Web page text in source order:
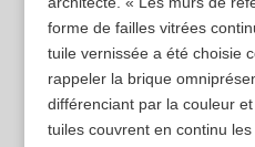
forme de failles vitrées
tuile vernissée a été choisie
rappeler la brique
différenciant par la couleur
tuiles couvrent en continu